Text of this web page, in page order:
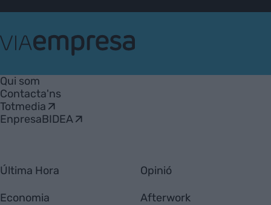
Empresa
Qui som
Contacta'ns
Totmedia
EnpresaBIDEA
Última Hora
Economia
Opinió
Afterwork